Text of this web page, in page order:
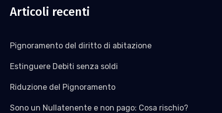
Articoli recenti
Pignoramento del diritto di abitazione
Estinguere Debiti senza soldi
Riduzione del Pignoramento
Sono un Nullatenente e non pago: Cosa rischio?